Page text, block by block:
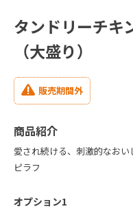
タンドリーチキ
（大盛り）
販売期間外
商品紹介
愛され続ける、刺激的なお
ピラフ
オプション1